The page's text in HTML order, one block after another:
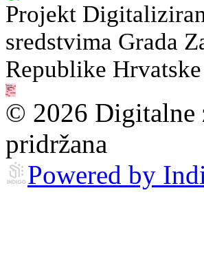
Projekt
sredstvima Grada
Republike Hrvatske
© 2026 Digitalne
pridržana
Powered by